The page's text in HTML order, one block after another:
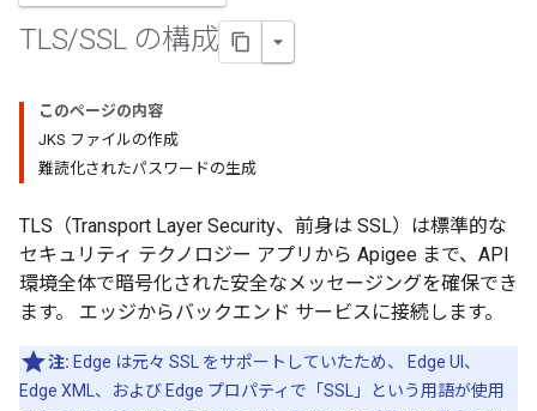
TLS/SSL の構成
このページの内容
JKS ファイルの作成
難読化されたパスワードの生成
TLS（Transport Layer Security、前身は SSL）は標準的な
セキュリティ テクノロジー アプリから Apigee まで、API
環境全体で暗号化された安全なメッセージングを確保でき
ます。 エッジからバックエンド サービスに接続します。
注: Edge は元々 SSL をサポートしていたため、 Edge UI、
Edge XML、および Edge プロパティで「SSL」という用語が使用